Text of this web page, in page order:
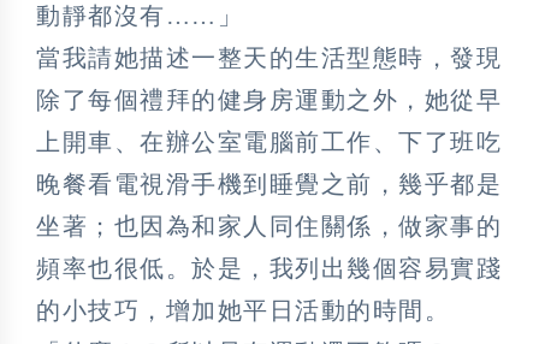
動靜都沒有……」
當我請她描述一整天的生活型態時，發現
除了每個禮拜的健身房運動之外，她從早
上開車、在辦公室電腦前工作、下了班吃
晚餐看電視滑手機到睡覺之前，幾乎都是
坐著；也因為和家人同住關係，做家事的
頻率也很低。於是，我列出幾個容易實踐
的小技巧，增加她平日活動的時間。